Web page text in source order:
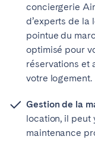
conciergerie
d’experts de la
pointue du
optimisé pour
réservations et
votre logement.
Gestion de la
location, il peut
maintenance